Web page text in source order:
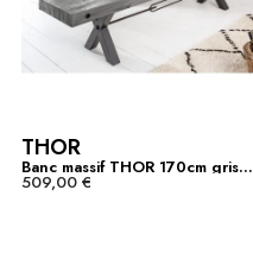
THOR
Banc massif THOR 170cm gris...
509,00 €